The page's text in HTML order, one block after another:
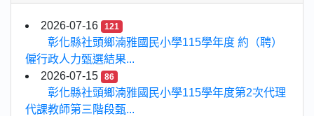
2026-07-16 121
彰化縣社頭鄉湳雅國民小學115學年度 約（聘）
僱行政人力甄選結果...
2026-07-15
86
彰化縣社頭鄉湳雅國民小學115學年度第2次代理
代課教師第三階段甄...